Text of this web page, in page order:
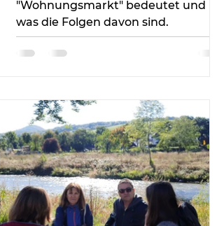
"Wohnungsmarkt" bedeutet und
was die Folgen davon sind.